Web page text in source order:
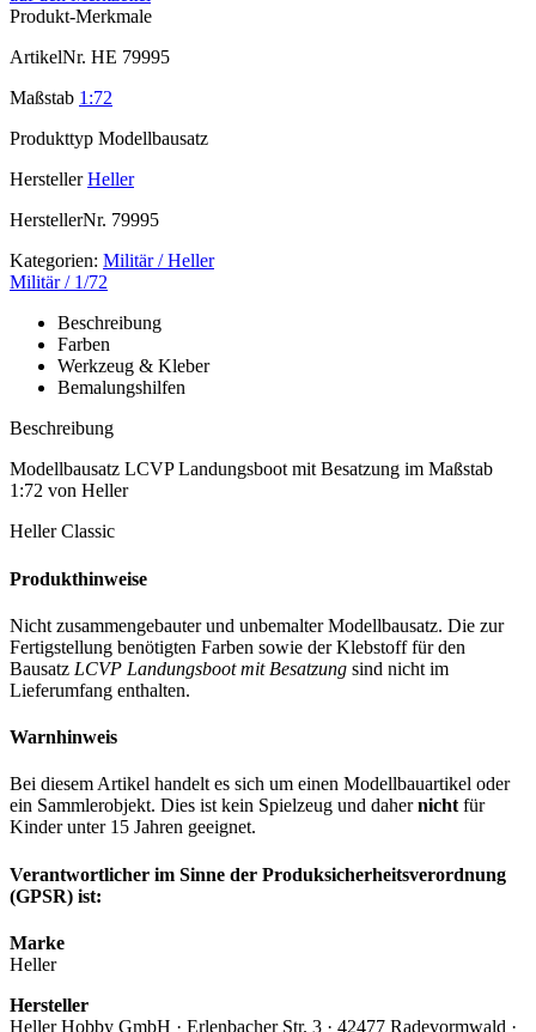
Produkt-Merkmale
ArtikelNr. HE 79995
Maßstab 1:72
Produkttyp Modellbausatz
Hersteller Heller
HerstellerNr. 79995
Kategorien: Militär / Heller
Militär / 1/72
Beschreibung
Farben
Werkzeug & Kleber
Bemalungshilfen
Beschreibung
Modellbausatz LCVP Landungsboot mit Besatzung im Maßstab
1:72 von Heller
Heller Classic
Produkthinweise
Nicht zusammengebauter und unbemalter Modellbausatz. Die zur
Fertigstellung benötigten Farben sowie der Klebstoff für den
Bausatz LCVP Landungsboot mit Besatzung sind nicht im
Lieferumfang enthalten.
Warnhinweis
Bei diesem Artikel handelt es sich um einen Modellbauartikel oder
ein Sammlerobjekt. Dies ist kein Spielzeug und dahernicht für
Kinder unter 15 Jahren geeignet.
Verantwortlicher im Sinne der Produksicherheitsverordnung
(GPSR) ist:
Marke
Heller
Hersteller
Heller Hobby GmbH · Erlenbacher Str. 3 · 42477 Radevormwald ·